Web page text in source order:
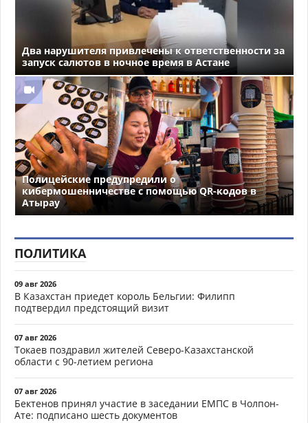
Два нарушителя привлечены к ответственности за
запуск салютов в ночное время в Астане
Полицейские предупредили о
кибермошенничестве с помощью QR-кодов в
Атырау
ПОЛИТИКА
09 авг 2026
В Казахстан приедет король Бельгии: Филипп
подтвердил предстоящий визит
07 авг 2026
Токаев поздравил жителей Северо-Казахстанской
области с 90-летием региона
07 авг 2026
Бектенов принял участие в заседании ЕМПС в Чолпон-
Ате: подписано шесть документов